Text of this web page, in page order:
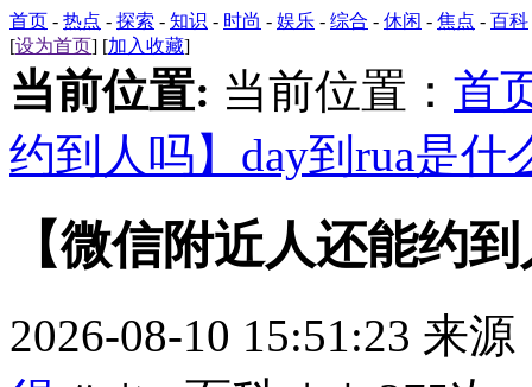
首页 - 热点 - 探索 - 知识 - 时尚 - 娱乐 - 综合 - 休闲 - 焦点 - 百科
[设为首页] [加入收藏]
当前位置: 当前位置： 首
约到人吗】day到rua是什
【微信附近人还能约
2026-08-10 15:51:23 来源